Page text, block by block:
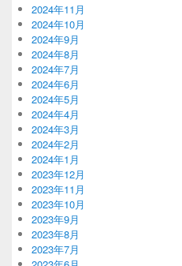
2024年11月
2024年10月
2024年9月
2024年8月
2024年7月
2024年6月
2024年5月
2024年4月
2024年3月
2024年2月
2024年1月
2023年12月
2023年11月
2023年10月
2023年9月
2023年8月
2023年7月